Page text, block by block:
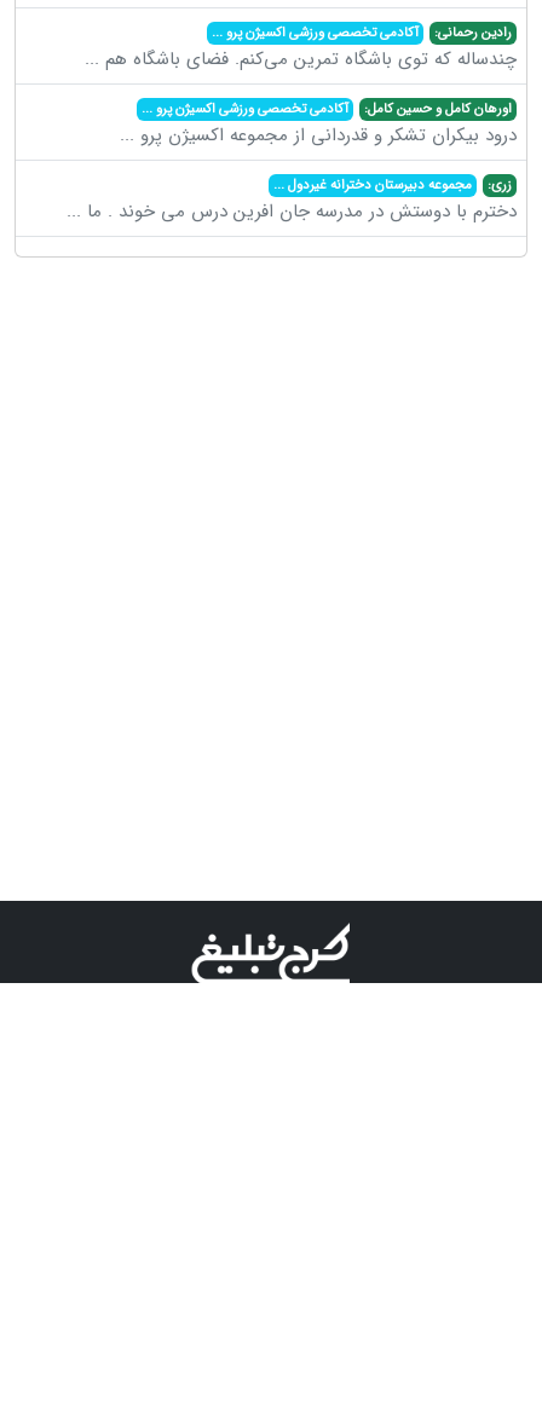
رادین رحمانی: آکادمی تخصصی ورزشی اکسیژن پرو...
چندساله که توی باشگاه تمرین می‌کنم. فضای باشگاه هم ...
اورهان کامل و حسین کامل: آکادمی تخصصی ورزشی اکسیژن پرو...
درود بیکران تشکر و قدردانی از مجموعه اکسیژن پرو ...
زری: مجموعه دبیرستان دخترانه غیردول...
دخترم با دوستش در مدرسه جان افرین درس می خوند . ما ...